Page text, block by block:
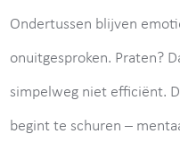
Ondertussen blijven
onuitgesproken. Praten?
simpelweg niet efficiënt.
begint te schuren –